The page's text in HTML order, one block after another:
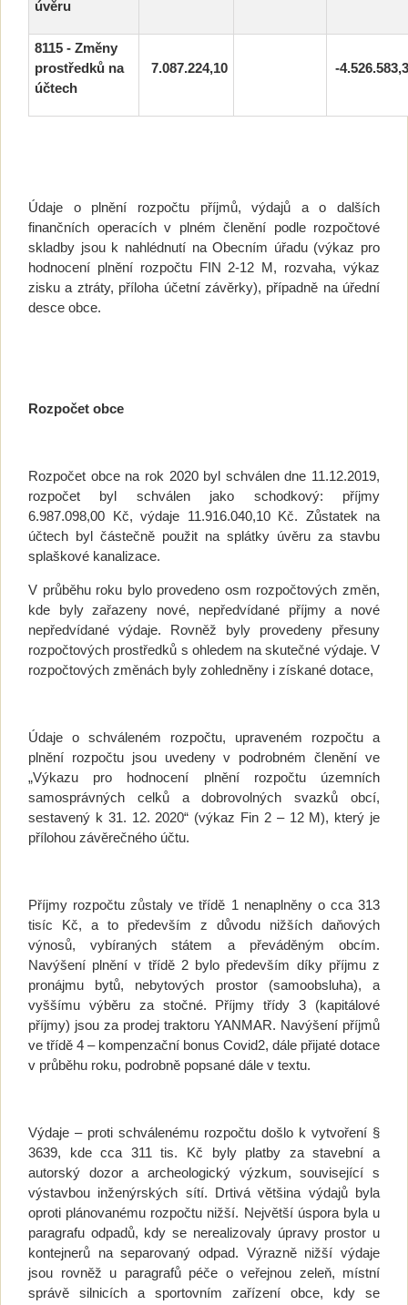
úvěru
8115 - Změny
prostředků na
účtech
7.087.224,10 -
Údaje o plnění rozpočtu příjmů, výdajů a o dalších
finančních operacích v plném členění podle rozpočtové
skladby jsou k nahlédnutí na Obecním úřadu (výkaz pro
hodnocení plnění rozpočtu FIN 2-12 M, rozvaha, výkaz
zisku a ztráty, příloha účetní závěrky), případně na úřední
desce obce.
Rozpočet obce
Rozpočet obce na rok 2020 byl schválen dne 11.12.2019,
rozpočet byl schválen jako schodkový: příjmy
6.987.098,00 Kč, výdaje 11.916.040,10 Kč. Zůstatek na
účtech byl částečně použit na splátky úvěru za stavbu
splaškové kanalizace.
V průběhu roku bylo provedeno osm rozpočtových změn,
kde byly zařazeny nové, nepředvídané příjmy a nové
nepředvídané výdaje. Rovněž byly provedeny přesuny
rozpočtových prostředků s ohledem na skutečné výdaje. V
rozpočtových změnách byly zohledněny i získané dotace,
Údaje o schváleném rozpočtu, upraveném rozpočtu a
plnění rozpočtu jsou uvedeny v podrobném členění ve
„Výkazu pro hodnocení plnění rozpočtu územních
samosprávných celků a dobrovolných svazků obcí,
sestavený k 31. 12. 2020“ (výkaz Fin 2 – 12 M), který je
přílohou závěrečného účtu.
Příjmy rozpočtu zůstaly ve třídě 1 nenaplněny o cca 313
tisíc Kč, a to především z důvodu nižších daňových
výnosů, vybíraných státem a převáděným obcím.
Navýšení plnění v třídě 2 bylo především díky příjmu z
pronájmu bytů, nebytových prostor (samoobsluha), a
vyššímu výběru za stočné. Příjmy třídy 3 (kapitálové
příjmy) jsou za prodej traktoru YANMAR. Navýšení příjmů
ve třídě 4 – kompenzační bonus Covid2, dále přijaté dotace
v průběhu roku, podrobně popsané dále v textu.
Výdaje – proti schválenému rozpočtu došlo k vytvoření §
3639, kde cca 311 tis. Kč byly platby za stavební a
autorský dozor a archeologický výzkum, související s
výstavbou inženýrských sítí. Drtivá většina výdajů byla
oproti plánovanému rozpočtu nižší. Největší úspora byla u
paragrafu odpadů, kdy se nerealizovaly úpravy prostor u
kontejnerů na separovaný odpad. Výrazně nižší výdaje
jsou rovněž u paragrafů péče o veřejnou zeleň, místní
správě silnicích a sportovním zařízení obce, kdy se